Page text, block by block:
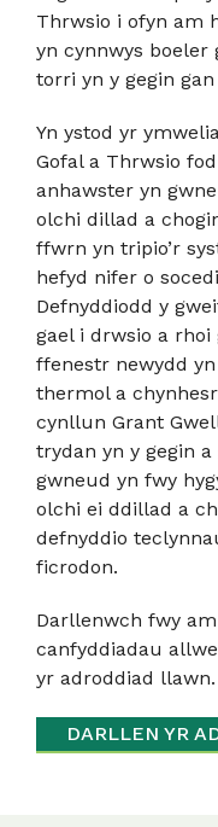
Thrwsio i ofyn am
yn cynnwys boeler
torri yn y gegin
Yn ystod yr
Gofal a Thrwsio
anhawster yn
olchi dillad a
ffwrn yn tripio’r
hefyd nifer o
Defnyddiodd y
gael i drwsio a rhoi
ffenestr newydd
thermol a
cynllun Grant
trydan yn y gegin a
gwneud yn fwy
olchi ei ddillad a
defnyddio
ficrodon.
Darllenwch fwy
canfyddiadau
yr adroddiad llawn.
DARLLEN YR